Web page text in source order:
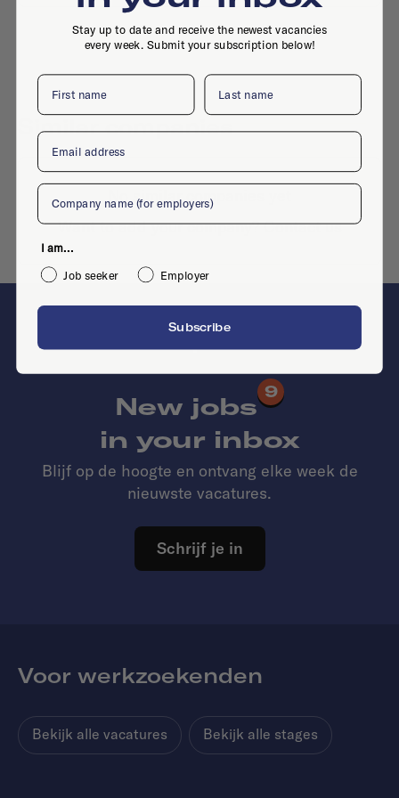
Similar companies
No similar companies yet
Want to add your company?Contact us
F
New jobs
9
in your inbox
Blijf op de hoogte en ontvang elke week de
nieuwste vacatures.
Schrijf je in
Voor werkzoekenden
Bekijk alle vacatures Bekijk alle stages
Stay up to date and receive the newest vacancies
every week. Submit your subscription below!
First name Last name
Email
Company
I am...
Job seeker
Employer
Subscribe